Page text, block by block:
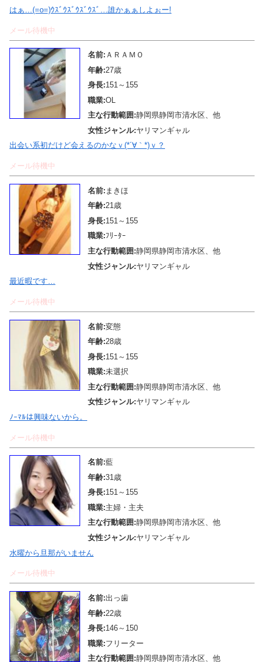
はぁ…(=o=)ｳｽﾞｳｽﾞｳｽﾞｳｽﾞ…誰かぁぁしよぉー!
メール待機中
名前: ＡＲＡＭＯ
年齢:27歳
身長:151～155
職業:OL
主な行動範囲:静岡県静岡市清水区、他
女性ジャンル:ヤリマンギャル
出会い系初だけど会えるのかなｖ(*´∀｀*)ｖ？
メール待機中
名前: まきほ
年齢:21歳
身長:151～155
職業:ﾌﾘｰﾀｰ
主な行動範囲:静岡県静岡市清水区、他
女性ジャンル:ヤリマンギャル
最近暇です…
メール待機中
名前:変態
年齢:28歳
身長:151～155
職業:未選択
主な行動範囲:静岡県静岡市清水区、他
女性ジャンル:ヤリマンギャル
ﾉｰﾏﾙは興味ないから。
メール待機中
名前:藍
年齢:31歳
身長:151～155
職業:主婦・主夫
主な行動範囲:静岡県静岡市清水区、他
女性ジャンル:ヤリマンギャル
水曜から旦那がいません
メール待機中
名前:出っ歯
年齢:22歳
身長:146～150
職業:フリーター
主な行動範囲:静岡県静岡市清水区、他